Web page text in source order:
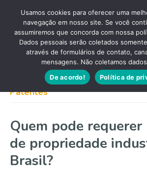
Patentes
Quem pode
de propriedade
Brasil?
Usamos cookies para oferecer uma
navegação em nosso site. Se você
assumiremos que concorda com nossa
Dados pessoais serão coletados
através de formulários de contato,
mensagens. Não coletamos
De acordo!
Política de